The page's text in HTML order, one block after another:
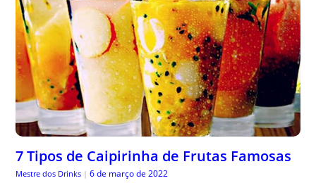
7 Tipos de Caipirinha de Frutas Famosas
Mestre dos Drinks | 6 de março de 2022